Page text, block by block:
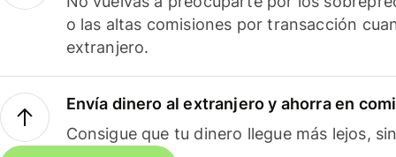
o las altas comisiones por transacción
extranjero.
Envía dinero al extranjero y ahorra en
Consigue que tu dinero llegue más lejos,